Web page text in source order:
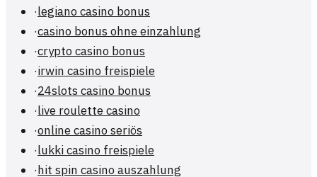
·legiano casino bonus
·casino bonus ohne einzahlung
·crypto casino bonus
·irwin casino freispiele
·24slots casino bonus
·live roulette casino
·online casino seriös
·lukki casino freispiele
·hit spin casino auszahlung